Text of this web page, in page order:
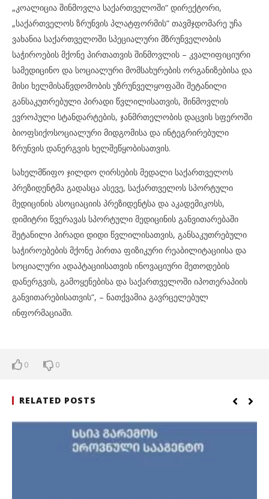
„კოალიცია შინმოვლა საქართველოში“ დირექტორი,
„საქართველოს ზრუნვის პლატფორმის“ თავმჯდომარე უჩა
ვახანია საქართველოში სპეციალური მზრუნველობის
საჭიროების მქონე პირთათვის შინმოვლის – კვალიფიციური
სამედიცინო და სოციალური მომსახურების ორგანიზებისა და
მისი ხელმისაწვდომობის უზრუნველყოფაში შეტანილი
განსაკუთრებული პირადი წვლილისათვის, შინმოვლის
ევროპული სტანდარტების, ჯანმრთელობის დაცვის სფეროში
ბიოფსიქოსოციალური მიდგომისა და ინტეგრირებული
ზრუნვის დანერგვის ხელშეწყობისათვის.
სახელმწიფო ჯილდო ღირსების მედალი საქართველოს
პრეზიდენტმა გადასცა ასევე, საქართველოს სპორტული
მედიცინის ასოციაციის პრეზიდენტსა და აკადემიკოსს,
დიმიტრი წვერავას სპორტული მედიცინის განვითარებაში
შეტანილი პირადი დიდი წვლილისათვის, განსაკუთრებული
საჭიროებების მქონე პირთა ფიზიკური რეაბილიტაციისა და
სოციალური ადაპტაციისათვის ინოვაციური მეთოდების
დანერგვის, გამოყენებისა და საქართველოში იპოთერაპიის
განვითარებისათვის“, – ნათქვამია გავრცელებულ
ინფორმაციაში.
0 0
RELATED POSTS